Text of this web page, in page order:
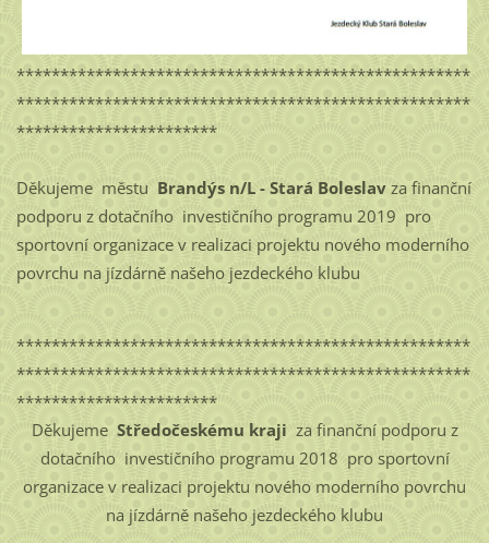
****************************************************
****************************************************
***********************
Děkujeme městu Brandýs n/L - Stará Boleslavza finanční
podporu z dotačního investičního programu 2019 pro
sportovní organizace v realizaci projektu nového moderního
povrchu na jízdárně našeho jezdeckého klubu
****************************************************
****************************************************
***********************
Děkujeme Středočeskému kraji za finanční podporu z
dotačního investičního programu 2018 pro sportovní
organizace v realizaci projektu nového moderního povrchu
na jízdárně našeho jezdeckého klubu